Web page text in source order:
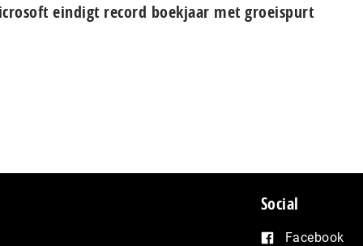
eindigt record boekjaar met groeispurt
Social
Facebook